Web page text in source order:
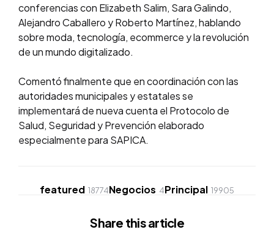
conferencias con Elizabeth Salim, Sara Galindo,
Alejandro Caballero y Roberto Martínez, hablando
sobre moda, tecnología, ecommerce y la revolución
de un mundo digitalizado.
Comentó finalmente que en coordinación con las
autoridades municipales y estatales se
implementará de nueva cuenta el Protocolo de
Salud, Seguridad y Prevención elaborado
especialmente para SAPICA.
featured 18774Negocios 4Principal 19905
Share this article